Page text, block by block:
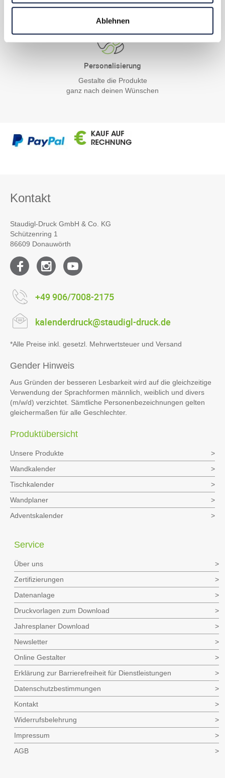
Ablehnen
innerhalb von Deutschland
Personalisierung
Gestalte die Produkte
ganz nach deinen Wünschen
Kontakt
Staudigl-Druck GmbH & Co. KG
Schützenring 1
86609 Donauwörth
+49 906/7008-2175
kalenderdruck@staudigl-druck.de
*Alle Preise inkl. gesetzl. Mehrwertsteuer und Versand
Gender Hinweis
Aus Gründen der besseren Lesbarkeit wird auf die gleichzeitige
Verwendung der Sprachformen männlich, weiblich und divers
(m/w/d) verzichtet. Sämtliche Personenbezeichnungen gelten
gleichermaßen für alle Geschlechter.
Produktübersicht
Unsere Produkte
Wandkalender
Tischkalender
Wandplaner
Adventskalender
Service
Über uns
Zertifizierungen
Datenanlage
Druckvorlagen zum Download
Jahresplaner Download
Newsletter
Online Gestalter
Erklärung zur Barrierefreiheit für Dienstleistungen
Datenschutzbestimmungen
Kontakt
Widerrufsbelehrung
Impressum
AGB